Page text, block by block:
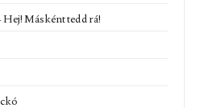
Másként tedd rá!